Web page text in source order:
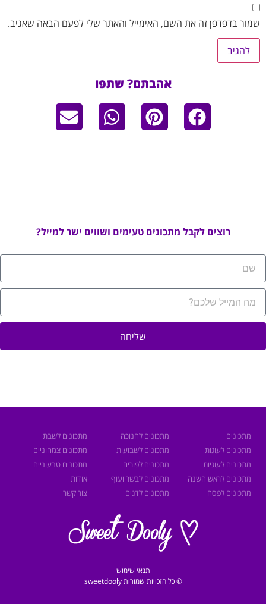
שמור בדפדפן זה את השם, האימייל והאתר שלי לפעם הבאה שאגיב.
אהבתם? שתפו
רוצים לקבל מתכונים טעימים ושווים ישר למייל?
שליחה
מתכונים
מתכונים לעוגות
מתכונים לעוגיות
מתכונים לראש השנה
מתכונים לפסח
מתכונים לחנוכה
מתכונים לשבועות
מתכונים לפורים
מתכונים לבשר ועוף
מתכונים לדגים
מתכונים לשבת
מתכונים צמחוניים
מתכונים טבעוניים
אודות
צור קשר
תנאי שימוש
© כל הזכויות שמורות sweetdooly